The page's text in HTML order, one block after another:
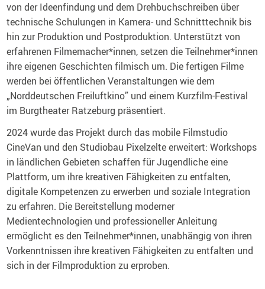
von der Ideenfindung und dem Drehbuchschreiben über
technische Schulungen in Kamera- und Schnitttechnik bis
hin zur Produktion und Postproduktion. Unterstützt von
erfahrenen Filmemacher*innen, setzen die Teilnehmer*innen
ihre eigenen Geschichten filmisch um. Die fertigen Filme
werden bei öffentlichen Veranstaltungen wie dem
„Norddeutschen Freiluftkino” und einem Kurzfilm-Festival
im Burgtheater Ratzeburg präsentiert.
2024 wurde das Projekt durch das mobile Filmstudio
CineVan und den Studiobau Pixelzelte erweitert: Workshops
in ländlichen Gebieten schaffen für Jugendliche eine
Plattform, um ihre kreativen Fähigkeiten zu entfalten,
digitale Kompetenzen zu erwerben und soziale Integration
zu erfahren. Die Bereitstellung moderner
Medientechnologien und professioneller Anleitung
ermöglicht es den Teilnehmer*innen, unabhängig von ihren
Vorkenntnissen ihre kreativen Fähigkeiten zu entfalten und
sich in der Filmproduktion zu erproben.